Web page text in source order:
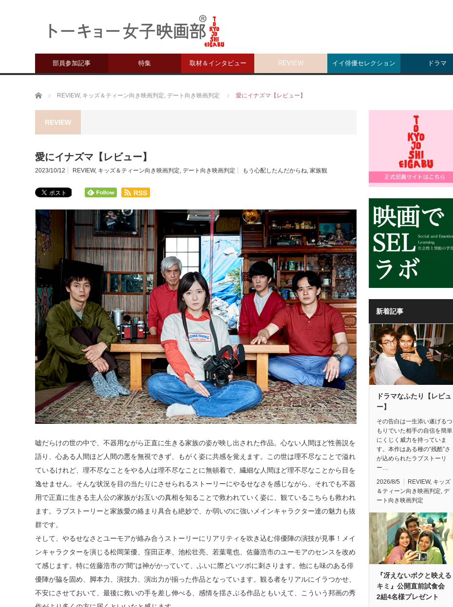
部員参加記事 特集 取材＆インタビュー REVIEW イイ俳優セレクション ドラマ
ホーム REVIEW, キッズ＆ティーン向き映画判定, デート向き映画判定 愛にイナズマ【レビュー】
REVIEW
愛にイナズマ【レビュー】
2023/10/12 REVIEW, キッズ＆ティーン向き映画判定, デート向き映画判定 もう心配したんだからね, 家族観
RSS
嘘だらけの世の中で、不器用ながら正直に生きる家族の姿が映し出された作品。心ない人間ほど性善説を
語り、心ある人間ほど人間の悪を無視できず、もがく姿に共感を覚えます。この世は理不尽なことで溢れ
ているけれど、理不尽なことをやる人は理不尽なことに無頓着で、繊細な人間ほど理不尽なことから目を
逸せません。そんな状況を目の当たりにさせられるストーリーにやるせなさを感じながら、それでも不器
用で正直に生きる主人公の家族がお互いの真相を知ることで救われていく姿に、観ているこちらも救われ
ます。ラブストーリーと家族愛の絡まり具合も絶妙で、か弱いのに強いメインキャラクター達の魅力も抜
群です。
そして、やるせなさとユーモアが絡み合うストーリーにリアリティを吹き込む俳優陣の演技が見事！メイ
ンキャラクターを演じる松岡茉優、窪田正孝、池松壮亮、若葉竜也、佐藤浩市のユーモアのセンスを改め
て感じます。特に佐藤浩市の“間”は神がかっていて、ふいに際どいツボに刺さります。他にも味のある俳
優陣が脇を固め、脚本力、演技力、演出力が揃った作品となっています。観る者をリアルにイラつかせ、
不安にさせておいて、最後に救いの手を差し伸べる、感情を揺さぶる作品ともいえて、こういう邦画の秀
新着記事
ドラマなふたり【レビュ
ー】
その告白は一生添い遂げるつ
もりでいた相手の自信を簡単
にくじく威力を持っていま
す。本作はある種の“残酷”さ
が込められたラブストーリ
ー…
2026/8/5 REVIEW, キッズ
＆ティーン向き映画判定, デ
ート向き映画判定
『冴えないボクと映える
キミ』公開直前試食会
2組4名様プレゼント